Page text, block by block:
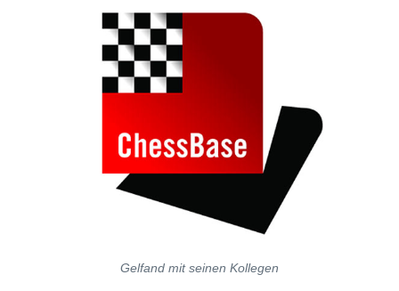
Gelfand mit seinen Kollegen